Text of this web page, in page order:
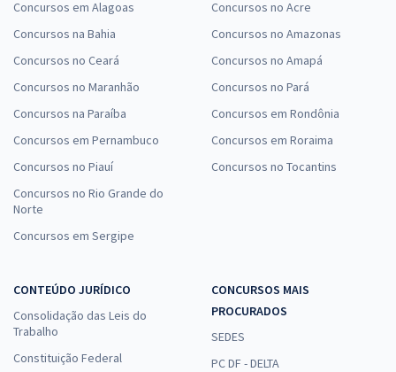
Concursos em Alagoas
Concursos na Bahia
Concursos no Ceará
Concursos no Maranhão
Concursos na Paraíba
Concursos em Pernambuco
Concursos no Piauí
Concursos no Rio Grande do
Norte
Concursos em Sergipe
Concursos no Acre
Concursos no Amazonas
Concursos no Amapá
Concursos no Pará
Concursos em Rondônia
Concursos em Roraima
Concursos no Tocantins
CONTEÚDO JURÍDICO
Consolidação das Leis do
Trabalho
Constituição Federal
CONCURSOS MAIS
PROCURADOS
SEDES
PC DF - DELTA